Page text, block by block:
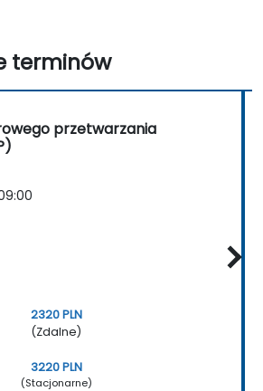
terminów
przetwarzania
2320 PLN
(Zdalne)
3220 PLN
(Stacjonarne)